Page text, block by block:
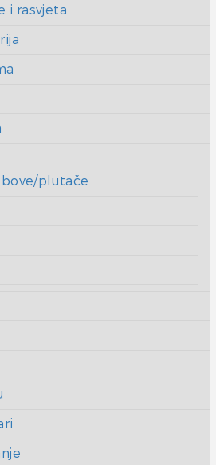
i rasvjeta
plutače